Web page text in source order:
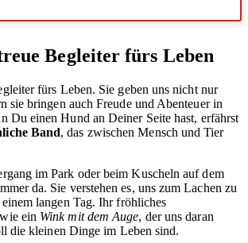
Begleiter fürs Leben
fürs Leben. Sie geben uns nicht nur
sie bringen auch Freude und Abenteuer in
Du einen Hund an Deiner Seite hast, erfährst
Band, das zwischen Mensch und Tier
im Park oder beim Kuscheln auf dem
da. Sie verstehen es, uns zum Lachen zu
langen Tag. Ihr fröhliches
ein Wink mit dem Auge, der uns daran
die kleinen Dinge im Leben sind.